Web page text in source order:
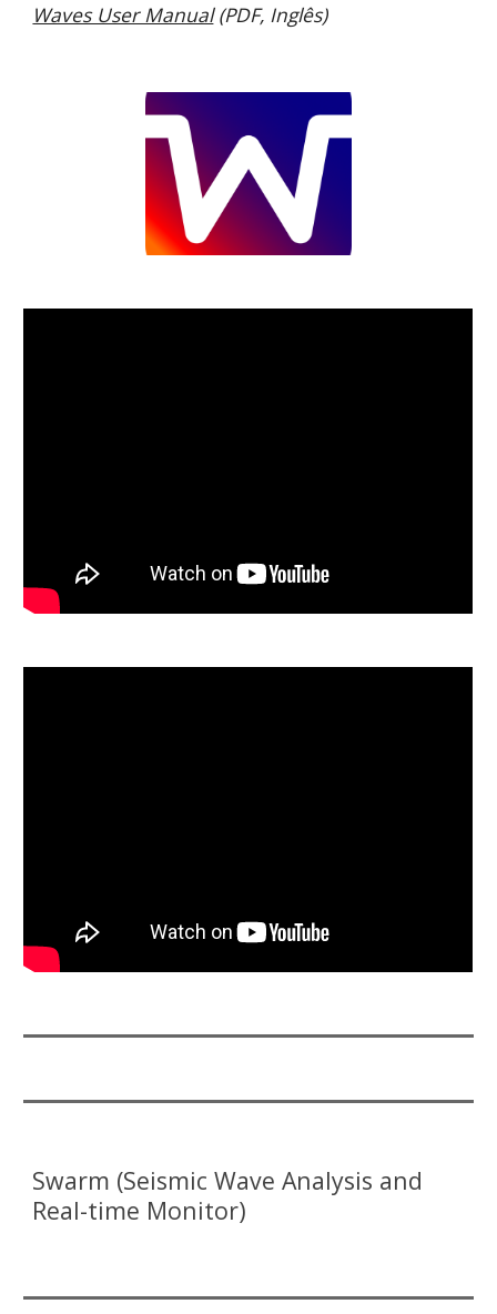
Waves User Manual(PDF, Inglês)
Swarm (Seismic Wave Analysis and
Real-time Monitor)